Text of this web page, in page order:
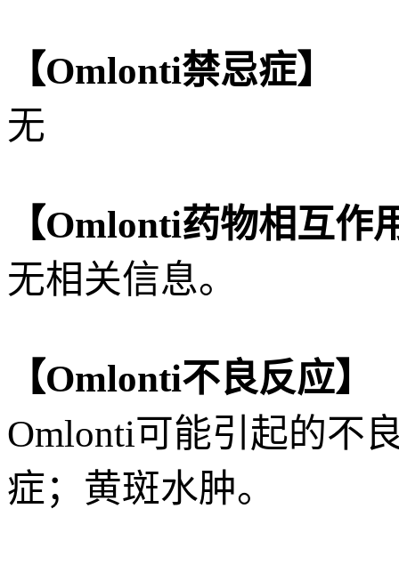
【Omlonti禁忌症】
无
【Omlonti药物相互作
无相关信息。
【Omlonti不良反应】
Omlonti可能引起的不
症；黄斑水肿。